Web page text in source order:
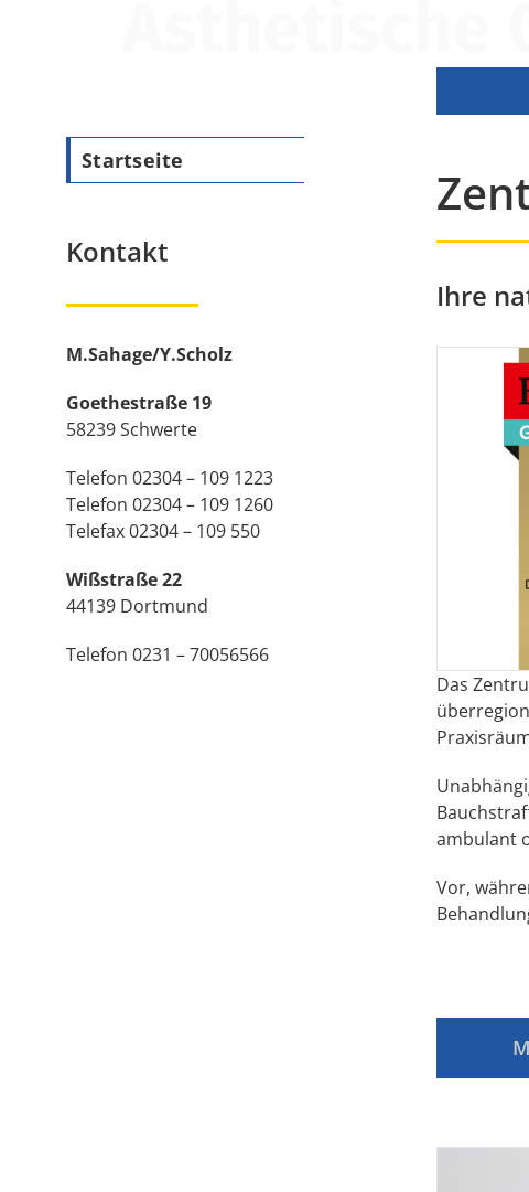
Startseite
Kontakt
M.Sahage/Y.Scholz
Goethestraße 19
58239 Schwerte
Telefon 02304 – 109 1223
Telefon 02304 – 109 1260
Telefax 02304 – 109 550
Wißstraße 22
44139 Dortmund
Telefon 0231 – 70056566
Ihre
Das
ambulant
Vor,